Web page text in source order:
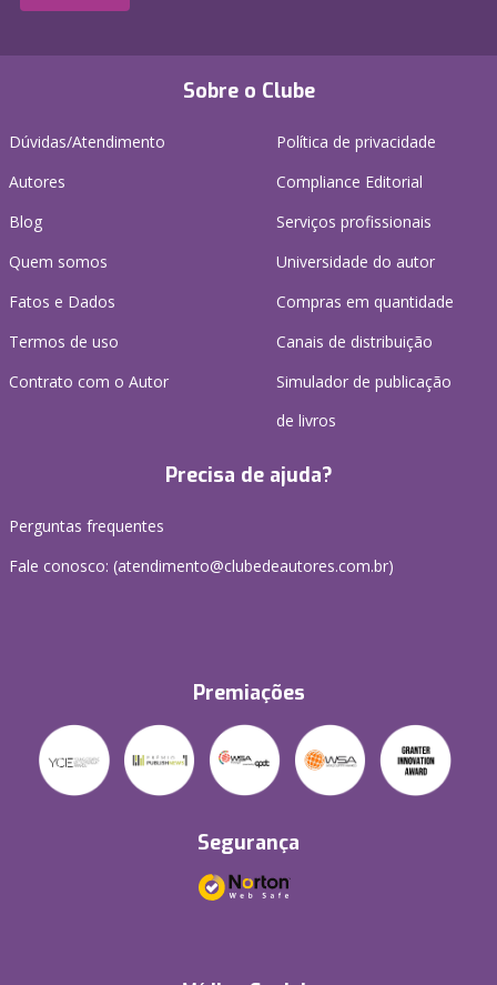
Sobre o Clube
Dúvidas/Atendimento
Autores
Blog
Quem somos
Fatos e Dados
Termos de uso
Contrato com o Autor
Política de privacidade
Compliance Editorial
Serviços profissionais
Universidade do autor
Compras em quantidade
Canais de distribuição
Simulador de publicação
de livros
Precisa de ajuda?
Perguntas frequentes
Fale conosco: (atendimento@clubedeautores.com.br)
Premiações
Segurança